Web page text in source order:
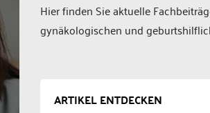
Hier finden Sie aktuelle
gynäkologischen und
ARTIKEL ENTDECKEN